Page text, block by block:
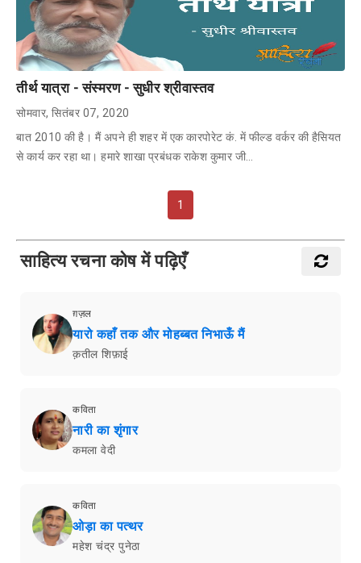
तीर्थ यात्रा - संस्मरण - सुधीर श्रीवास्तव
सोमवार, सितंबर 07, 2020
बात 2010 की है। मैं अपने ही शहर में एक कारपोरेट कं. में फील्ड वर्कर की हैसियत
से कार्य कर रहा था। हमारे शाखा प्रबंधक राकेश कुमार जी…
1
साहित्य रचना कोष में पढ़िएँ
ग़ज़ल
यारो कहाँ तक और मोहब्बत निभाऊँ मैं
क़तील शिफ़ाई
कविता
नारी का शृंगार
कमला वेदी
कविता
ओड़ा का पत्थर
महेश चंद्र पुनेठा